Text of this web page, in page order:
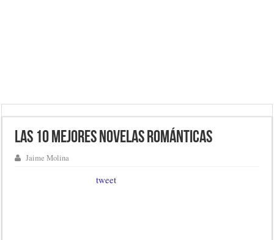
Las 10 mejores novelas románticas
Jaime Molina
tweet